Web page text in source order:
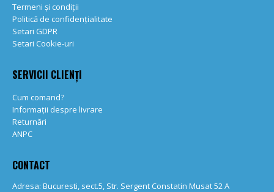
Termeni și condiții
Politică de confidențialitate
Setari GDPR
Setari Cookie-uri
SERVICII CLIENȚI
Cum comand?
Informații despre livrare
Returnări
ANPC
CONTACT
Adresa: Bucuresti, sect.5, Str. Sergent Constatin Musat 52 A